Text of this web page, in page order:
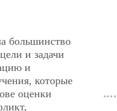
большинство
и задачи
и
которые
оценки